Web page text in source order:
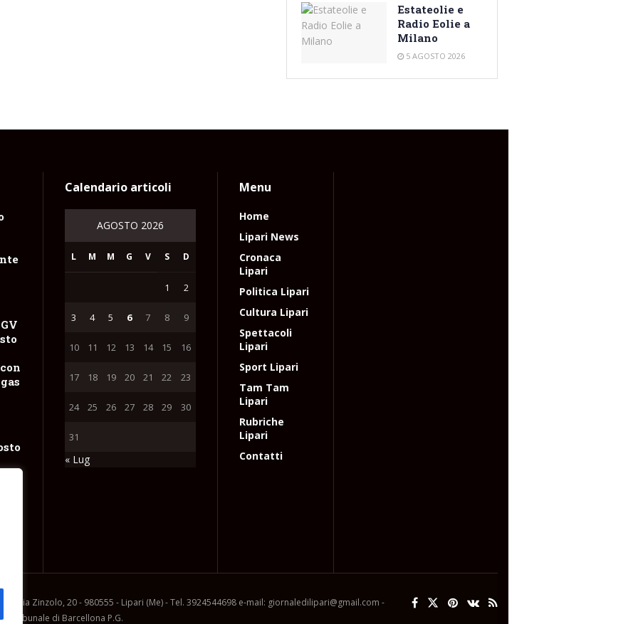
Estateolie e
Radio Eolie a
Milano
5 AGOSTO 2026
Calendario articoli
AGOSTO 2026
L M M G V S D
1 2
3 4 5 6 7 8 9
10 11 12 13 14 15 16
17 18 19 20 21 22 23
24 25 26 27 28 29 30
31
« Lug
Menu
Home
Lipari News
Cronaca
Lipari
Politica Lipari
Cultura Lipari
Spettacoli
Lipari
Sport Lipari
Tam Tam
Lipari
Rubriche
Lipari
Contatti
via Zinzolo, 20 - 980555 - Lipari (Me) - Tel. 3924544698 e-mail: giornaledilipari@gmail.com -
Tribunale di Barcellona P.G.